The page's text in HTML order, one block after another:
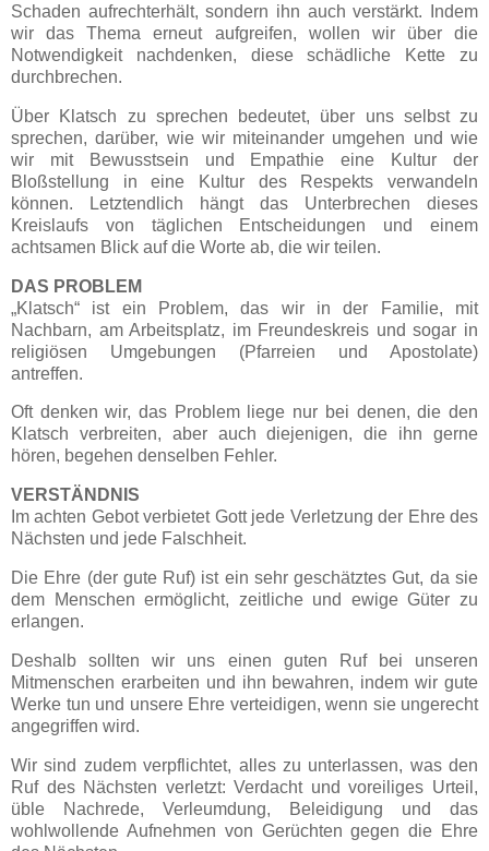
Schaden aufrechterhält, sondern ihn auch verstärkt. Indem
wir das Thema erneut aufgreifen, wollen wir über die
Notwendigkeit nachdenken, diese schädliche Kette zu
durchbrechen.
Über Klatsch zu sprechen bedeutet, über uns selbst zu
sprechen, darüber, wie wir miteinander umgehen und wie
wir mit Bewusstsein und Empathie eine Kultur der
Bloßstellung in eine Kultur des Respekts verwandeln
können. Letztendlich hängt das Unterbrechen dieses
Kreislaufs von täglichen Entscheidungen und einem
achtsamen Blick auf die Worte ab, die wir teilen.
DAS PROBLEM
„Klatsch“ ist ein Problem, das wir in der Familie, mit
Nachbarn, am Arbeitsplatz, im Freundeskreis und sogar in
religiösen Umgebungen (Pfarreien und Apostolate)
antreffen.
Oft denken wir, das Problem liege nur bei denen, die den
Klatsch verbreiten, aber auch diejenigen, die ihn gerne
hören, begehen denselben Fehler.
VERSTÄNDNIS
Im achten Gebot verbietet Gott jede Verletzung der Ehre des
Nächsten und jede Falschheit.
Die Ehre (der gute Ruf) ist ein sehr geschätztes Gut, da sie
dem Menschen ermöglicht, zeitliche und ewige Güter zu
erlangen.
Deshalb sollten wir uns einen guten Ruf bei unseren
Mitmenschen erarbeiten und ihn bewahren, indem wir gute
Werke tun und unsere Ehre verteidigen, wenn sie ungerecht
angegriffen wird.
Wir sind zudem verpflichtet, alles zu unterlassen, was den
Ruf des Nächsten verletzt: Verdacht und voreiliges Urteil,
üble Nachrede, Verleumdung, Beleidigung und das
wohlwollende Aufnehmen von Gerüchten gegen die Ehre